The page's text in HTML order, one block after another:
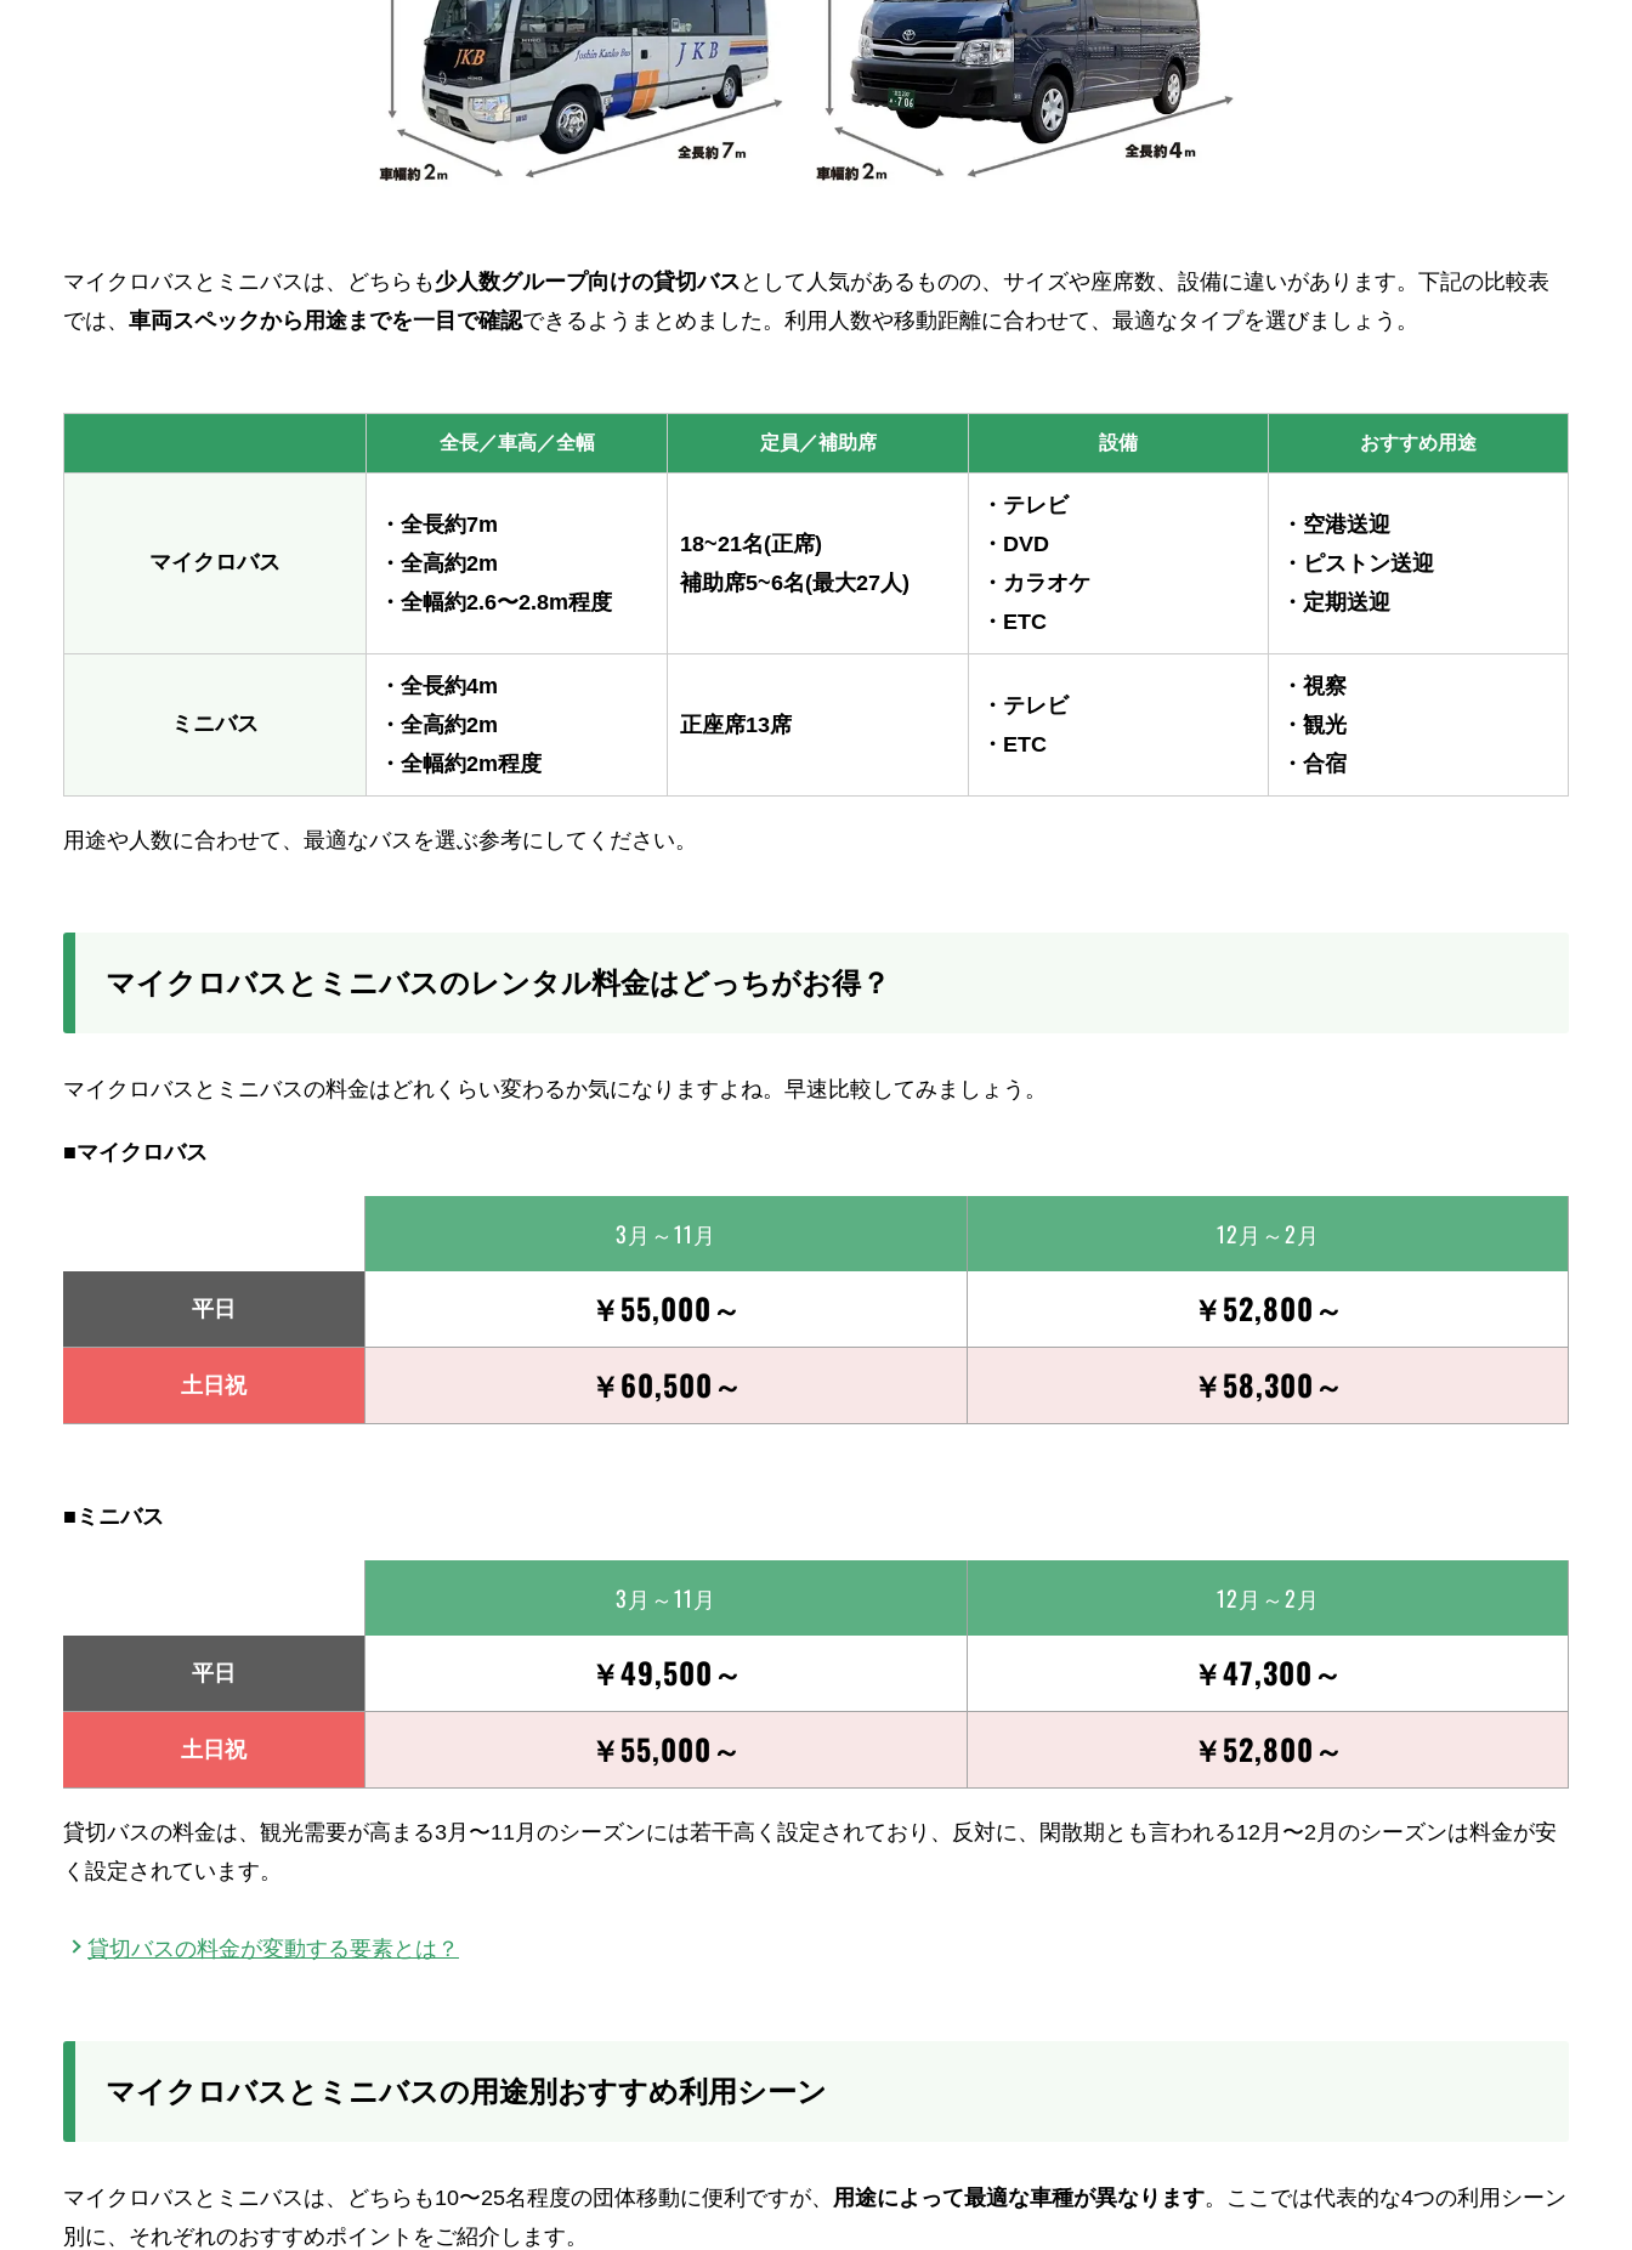
マイクロバスとミニバスは、どちらも少人数グループ向けの貸切バス として人気があるものの、サイズや座席数、設備に違いがあります。下記の比較表
では、 車両スペックから用途までを一目で確認できるようまとめました。利用人数や移動距離に合わせて、最適なタイプを選びましょう。
全長／車高／全幅 定員／補助席 設備 おすすめ用途
マイクロバス
・全長約7m
・全高約2m
・全幅約2.6〜2.8m程度
18~21名(正席)
補助席5~6名(最大27人)
・テレビ
・DVD
・カラオケ
・ETC
・空港送迎
・ピストン送迎
・定期送迎
ミニバス
・全長約4m
・全高約2m
・全幅約2m程度
正座席13席
・テレビ
・ETC
・視察
・観光
・合宿
用途や人数に合わせて、最適なバスを選ぶ参考にしてください。
マイクロバスとミニバスのレンタル料金はどっちがお得？
マイクロバスとミニバスの料金はどれくらい変わるか気になりますよね。早速比較してみましょう。
■マイクロバス
3月～11月 12月～2月
平日 ￥55,000～ ￥52,800～
土日祝 ￥60,500～ ￥58,300～
■ミニバス
3月～11月 12月～2月
平日 ￥49,500～ ￥47,300～
土日祝 ￥55,000～ ￥52,800～
貸切バスの料金は、観光需要が高まる3月〜11月のシーズンには若干高く設定されており、反対に、閑散期とも言われる12月〜2月のシーズンは料金が安
く設定されています。
貸切バスの料金が変動する要素とは？
マイクロバスとミニバスの用途別おすすめ利用シーン
マイクロバスとミニバスは、どちらも10〜25名程度の団体移動に便利ですが、 用途によって最適な車種が異なります。ここでは代表的な4つの利用シーン
別に、それぞれのおすすめポイントをご紹介します。